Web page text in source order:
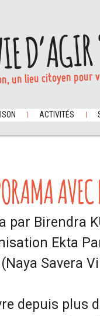
un lieu citoyen
ACTIVITÉS
par Birendra
Ekta
Savera
depuis plus